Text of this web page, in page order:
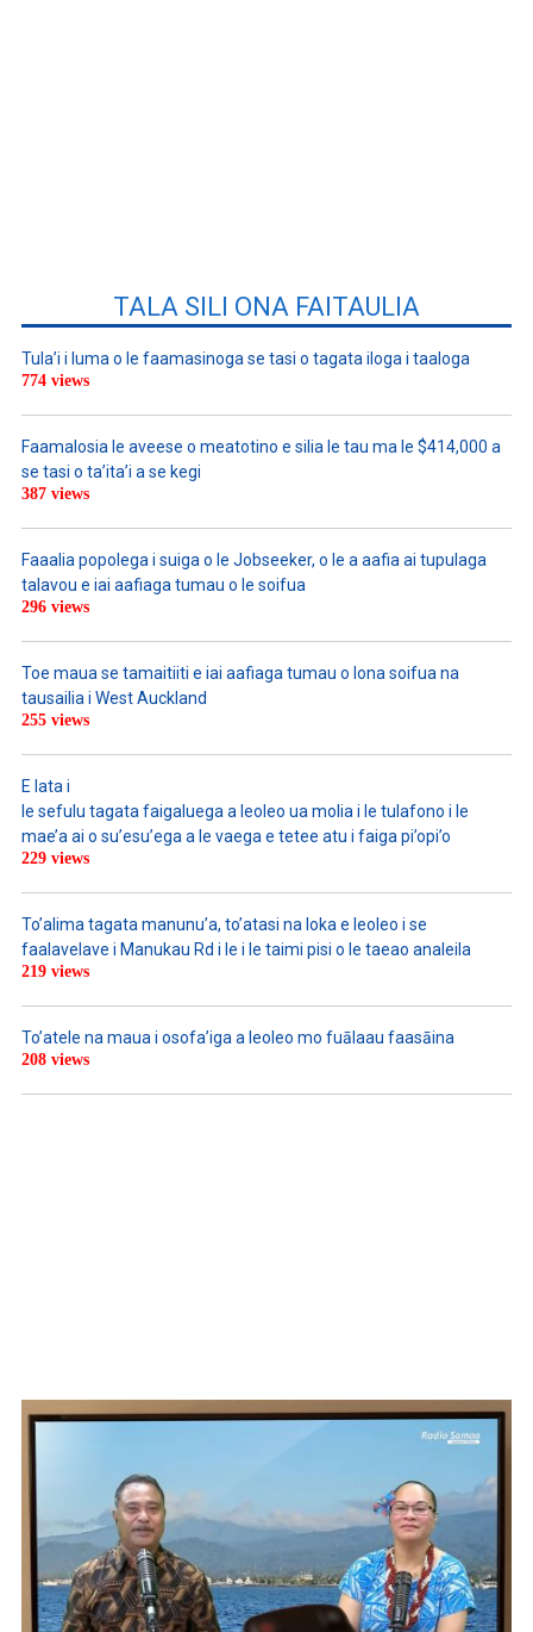
TALA SILI ONA FAITAULIA
Tula’i i luma o le faamasinoga se tasi o tagata iloga i taaloga
774 views
Faamalosia le aveese o meatotino e silia le tau ma le $414,000 a
se tasi o ta’ita’i a se kegi
387 views
Faaalia popolega i suiga o le Jobseeker, o le a aafia ai tupulaga
talavou e iai aafiaga tumau o le soifua
296 views
Toe maua se tamaitiiti e iai aafiaga tumau o lona soifua na
tausailia i West Auckland
255 views
E lata i
le sefulu tagata faigaluega a leoleo ua molia i le tulafono i le
mae’a ai o su’esu’ega a le vaega e tetee atu i faiga pi’opi’o
229 views
To’alima tagata manunu’a, to’atasi na loka e leoleo i se
faalavelave i Manukau Rd i le i le taimi pisi o le taeao analeila
219 views
To’atele na maua i osofa’iga a leoleo mo fuālaau faasāina
208 views